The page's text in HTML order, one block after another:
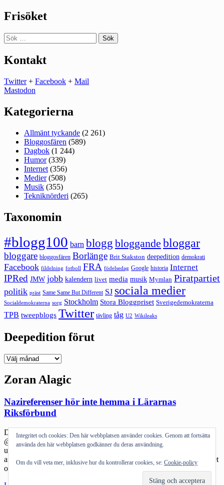
Frisöket
Sök
efter:
Kontakt
Twitter+ Facebook + Mail
Mastodon
Kategorierna
Allmänt tyckande (2 261)
Bloggosfären (589)
Dagbok (1 244)
Humor(339)
Internet (356)
Medier(508)
Musik (355)
Tekniknörderi (265)
Taxonomin
#blogg100 barn blogg bloggande bloggar
bloggare bloggosfären Borlänge Brit Stakston deepedition demokrati
Facebook fildelning fotboll FRA födelsedag Google historia Internet
IPRed JMW jobb kalendern livet media musik Mymlan Piratpartiet
politik präst Same Same But Different SJ sociala medier
Socialdemokraterna sorg Stockholm Stora Bloggpriset Sverigedemokraterna
TPB tweepblogs Twitter tävling tåg U2 Wikileaks
Deepedition förut
Deepedition
Zoran Alagic
Nazireferenser hör inte hemma i Lärarnas
Riksförbund
Den lugna fredagseftermiddagen blev något annat när en tweet från
@lararnas dök upp som hade klara referenser till Tredje riket. Inte
utan att man funderade om kontot blivit övertaget av ett gäng SD-
are. Dock visade det sig senare att så inte var fallet. Det är lätt att det
ofta blir väldigt hetsigt på Twitter. Farten […]
Integritet och cookies: Den här webbplatsen använder cookies. Genom att fortsätta
använda den här webbplatsen godkänner du deras användning.
Om du vill veta mer, inklusive hur du kontrollerar cookies, se: Cookie-policy